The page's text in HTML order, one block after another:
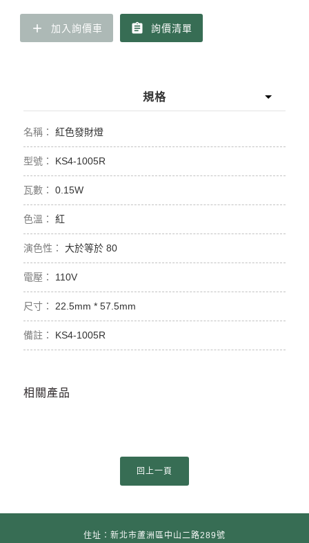
add 加入詢價車 assignment 詢價清單
規格
紅色發財燈
KS4-1005R
0.15W
紅
大於等於 80
110V
22.5mm * 57.5mm
KS4-1005R
相關產品
住址：新北市蘆洲區中山二路289號